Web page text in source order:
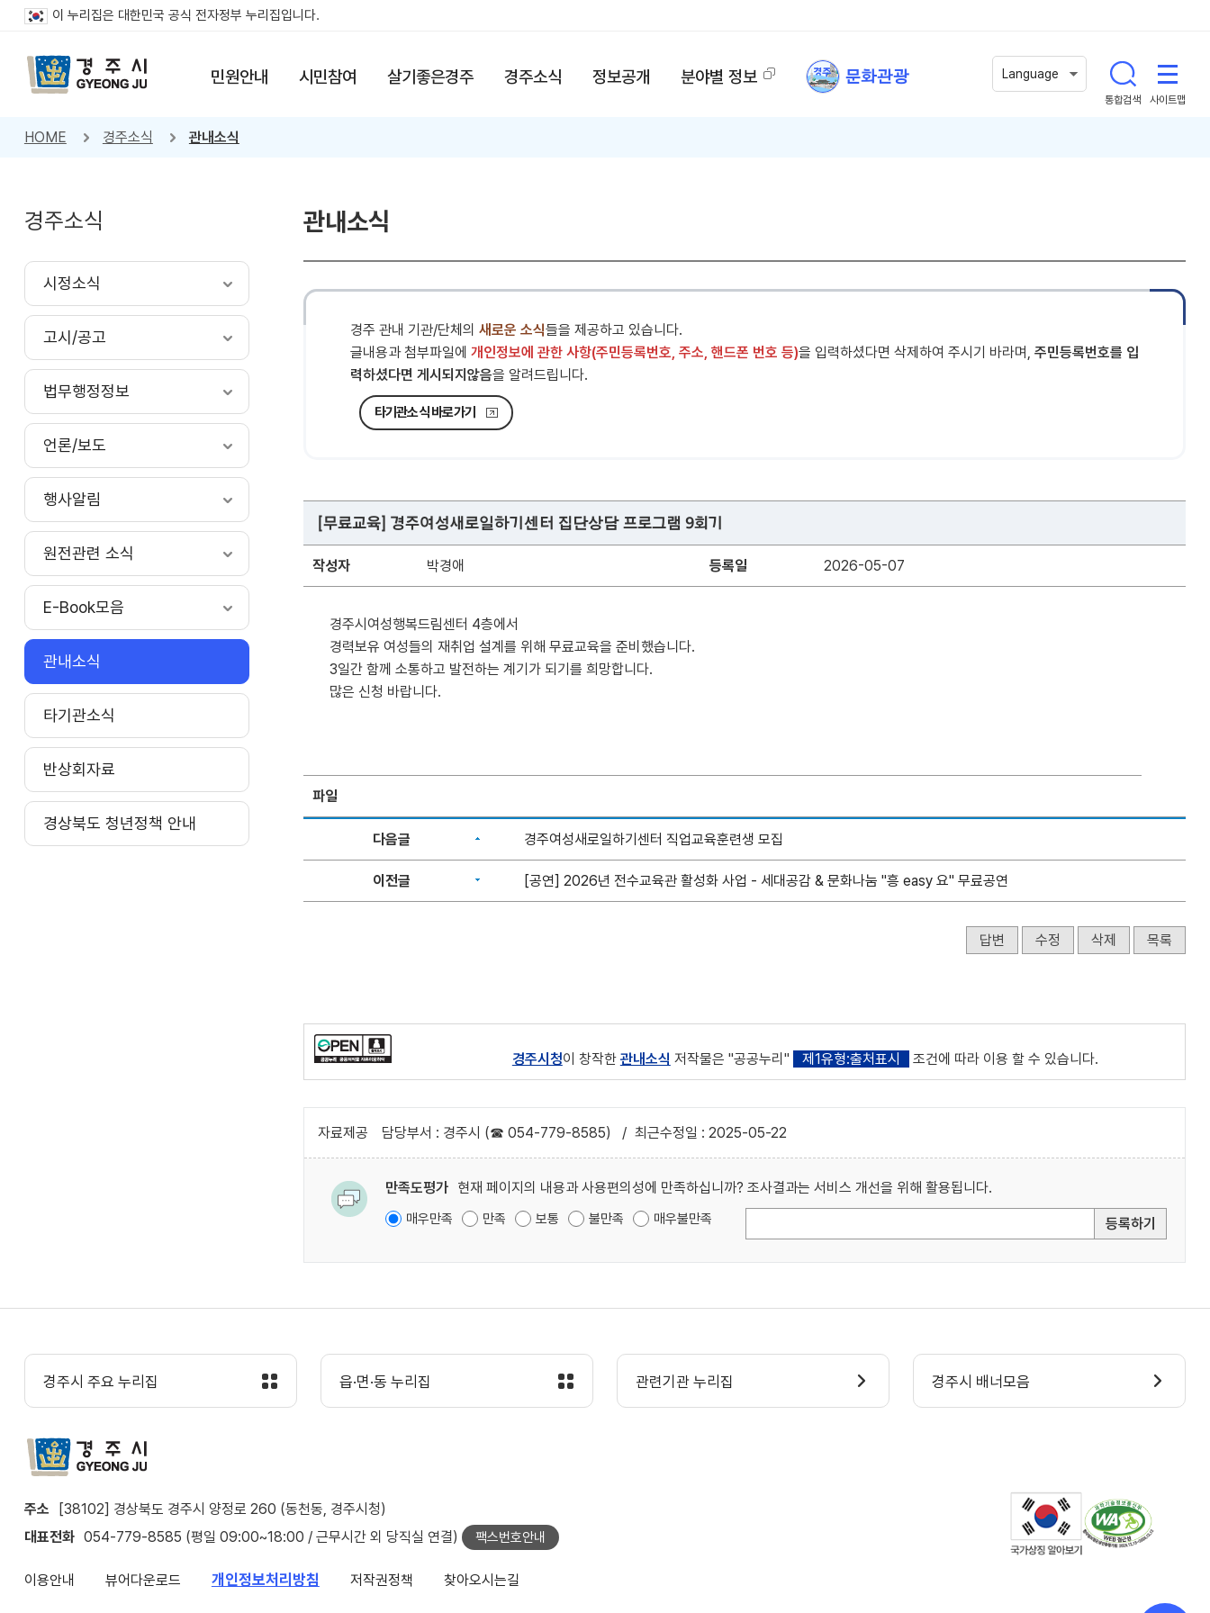
이 누리집은 대한민국 공식 전자정부 누리집입니다.
민원안내 시민참여 살기좋은경주 경주소식 정보공개 분야별 정보 문화관광 Language
통합검색 사이트맵
HOME 경주소식 관내소식
경주소식
시정소식
고시/공고
법무행정정보
언론/보도
행사알림
원전관련 소식
E-Book모음
관내소식
타기관소식
반상회자료
경상북도 청년정책 안내
관내소식
경주 관내 기관/단체의 새로운 소식들을 제공하고 있습니다.
글내용과 첨부파일에 개인정보에 관한 사항(주민등록번호, 주소, 핸드폰 번호 등)을 입력하셨다면 삭제하여 주시기 바라며, 주민등록번호를 입
력하셨다면 게시되지않음을 알려드립니다.
타기관소식 바로가기
[무료교육] 경주여성새로일하기센터 집단상담 프로그램 9회기
작성자 박경애 등록일 2026-05-07
경주시여성행복드림센터 4층에서
경력보유 여성들의 재취업 설계를 위해 무료교육을 준비했습니다.
3일간 함께 소통하고 발전하는 계기가 되기를 희망합니다.
많은 신청 바랍니다.
파일
다음글 경주여성새로일하기센터 직업교육훈련생 모집
이전글 [공연] 2026년 전수교육관 활성화 사업 - 세대공감 & 문화나눔 "흥 easy 요" 무료공연
답변 수정 삭제 목록
경주시청이 창작한 관내소식 저작물은 "공공누리" 제1유형:출처표시 조건에 따라 이용 할 수 있습니다.
자료제공 담당부서 : 경주시 (☎ 054-779-8585) / 최근수정일 : 2025-05-22
만족도평가 현재 페이지의 내용과 사용편의성에 만족하십니까? 조사결과는 서비스 개선을 위해 활용됩니다.
매우만족 만족 보통 불만족 매우불만족 등록하기
경주시 주요 누리집 읍·면·동 누리집 관련기관 누리집 경주시 배너모음
주소
[38102] 경상북도 경주시 양정로 260 (동천동, 경주시청)
대표전화 054-779-8585 (평일 09:00~18:00 / 근무시간 외 당직실 연결) 팩스번호안내
이용안내 뷰어다운로드 개인정보처리방침 저작권정책 찾아오시는길